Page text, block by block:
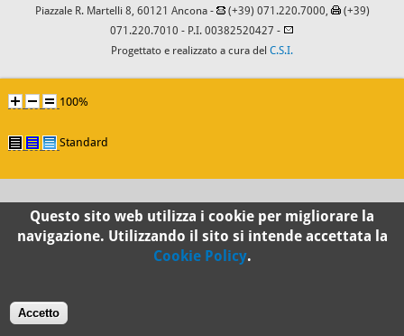
Piazzale R. Martelli 8, 60121 Ancona - (+39) 071.220.7000,
(+39)
071.220.7010 - P.I. 00382520427 -
Progettato e realizzato a cura del C.S.I.
100%
Standard
Questo sito web utilizza i cookie per migliorare la
navigazione. Utilizzando il sito si intende accettata la
Cookie Policy.
Accetto